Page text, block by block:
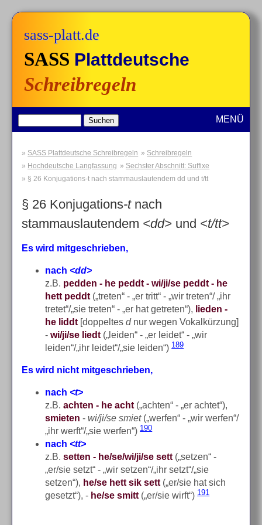
sass-platt.de
SASS Plattdeutsche
Schreibregeln
MENÜ
SASS Plattdeutsche Schreibregeln
Schreibregeln
Hochdeutsche Langfassung
Sechster Abschnitt: Suffixe
§ 26 Konjugations-t nach stammauslautendem dd und t/tt
§ 26 Konjugations-tnach
stammauslautendem <dd> und <t/tt>
Es wird mitgeschrieben,
nach <dd>
z.B. pedden - he peddt - wi/ji/se peddt - he
hett peddt („treten“ - „er tritt“ - „wir treten“/ „ihr
tretet“/„sie treten“ - „er hat getreten“), lieden -
he liddt [doppeltesdnur wegen Vokalkürzung]
-wi/ji/se liedt („leiden“ - „er leidet“ - „wir
leiden“/„ihr leidet“/„sie leiden“)189
Es wird nicht mitgeschrieben,
nach <t>
z.B.achten - he acht („achten“ - „er achtet“),
smieten -wi/ji/se smiet(„werfen“ - „wir werfen“/
„ihr werft“/„sie werfen“)190
nach <tt>
z.B.setten - he/se/wi/ji/se sett („setzen“ -
„er/sie setzt“ - „wir setzen“/„ihr setzt“/„sie
setzen“), he/se hett sik sett („er/sie hat sich
gesetzt“), - he/se smitt („er/sie wirft“)191